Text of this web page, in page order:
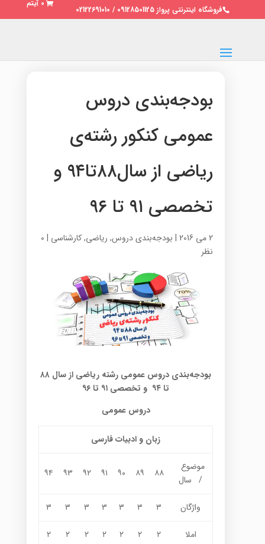
فروشگاه اینترنتی پرواز 09128501125 / 02122691010
0 آیتم
بودجه‌بندی دروس
عمومی کنکور رشته‌ی
ریاضی از سال۸۸تا۹۴ و
تخصصی ۹۱ تا ۹۶
2 می 2016 | بودجه‌بندی دروس, ریاضی,کارشناسی |
0
نظر
بودجه‌بندی دروس عمومی رشته ریاضی از سال ۸۸
تا ۹۴ و تخصصی ۹۱ تا ۹۶
دروس عمومی
زبان و ادبیات فارسی
موضوع
/ سال
۸۸ ۸۹ ۹۰ ۹۱ ۹۲ ۹۳ ۹۴
واژگان ۳ ۳ ۳ ۳ ۳ ۳ ۳
املا ۲ ۲ ۲ ۲ ۲ ۲ ۲